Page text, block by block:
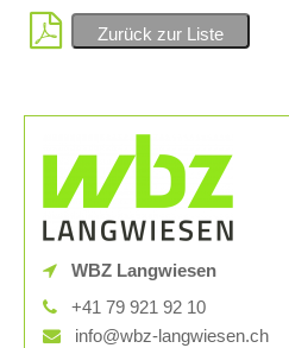
Zurück zur Liste
WBZ Langwiesen
+41 79 921 92 10
info@wbz-langwiesen.ch